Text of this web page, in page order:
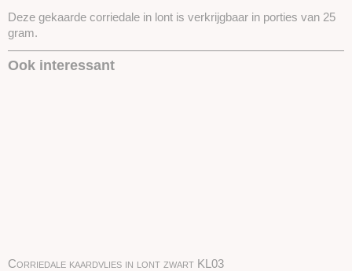
Deze gekaarde corriedale in lont is verkrijgbaar in porties van 25
gram.
Ook interessant
Corriedale kaardvlies in lont zwart KL03